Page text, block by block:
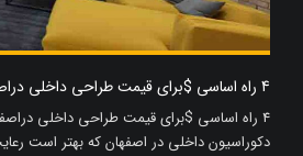
4 راه اساسی $برای قیمت طراحی داخلی دراصفهان که باید بدانید!
4 راه اساسی $برای قیمت طراحی داخلی
دکوراسیون داخلی در اصفهان که بهتر است